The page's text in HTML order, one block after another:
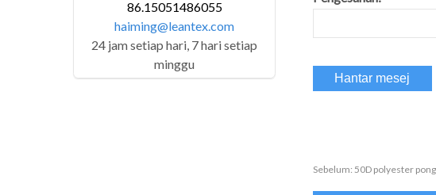
Sebelum: 50D polyester
86.15051486055
haiming@leantex.com
24 jam setiap hari, 7 hari setiap
minggu